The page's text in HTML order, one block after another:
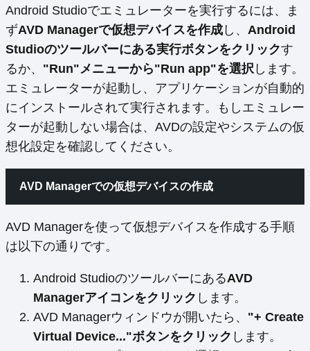
Android Studioでエミュレーターを実行するには、ま
ずAVD Managerで仮想デバイスを作成 し、 Android
Studioのツールバーにある実行ボタンをクリックす
るか、 "Run"メニューから"Run app"を選択します。
エミュレーターが起動し、アプリケーションが自動的
にインストールされて実行されます。もしエミュレー
ターが起動しない場合は、AVDの設定やシステムの仮
想化設定を確認してください。
AVD Managerでの仮想デバイスの作成
AVD Managerを使って仮想デバイスを作成する手順
は以下の通りです。
Android StudioのツールバーにあるAVD
Managerアイコンをクリック します。
AVD Managerウィンドウが開いたら、 "+ Create
Virtual Device..."ボタンをクリック します。